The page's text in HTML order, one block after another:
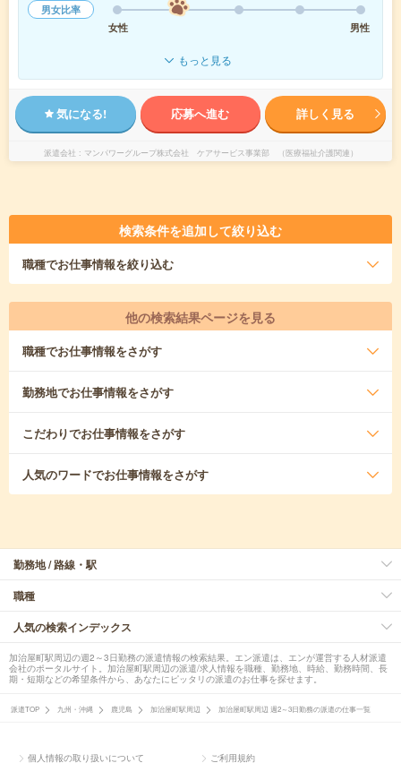
男女比率
女性
男性
もっと見る
気になる! 応募へ進む 詳しく見る
派遣会社 マンパワーグループ株式会社 ケアサービス事業部 （医療福祉介護関連）
検索条件を追加して絞り込む
職種でお仕事情報を絞り込む
他の検索結果ページを見る
職種でお仕事情報をさがす
勤務地でお仕事情報をさがす
こだわりでお仕事情報をさがす
人気のワードでお仕事情報をさがす
勤務地 / 路線・駅
職種
人気の検索インデックス
加治屋町駅周辺の週2～3日勤務の派遣情報の検索結果。エン派遣は、エンが運営する人材派遣
会社のポータルサイト。加治屋町駅周辺の派遣/求人情報を職種、勤務地、時給、勤務時間、長
期・短期などの希望条件から、あなたにピッタリの派遣のお仕事を探せます。
派遣TOP 九州・沖縄 鹿児島 加治屋町駅周辺 加治屋町駅周辺 週2～3日勤務の派遣の仕事一覧
個人情報の取り扱いについて ご利用規約